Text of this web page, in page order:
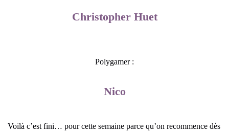
Christopher Huet
Polygamer :
Nico
Voilà c’est fini… pour cette semaine parce qu’on recommence dès